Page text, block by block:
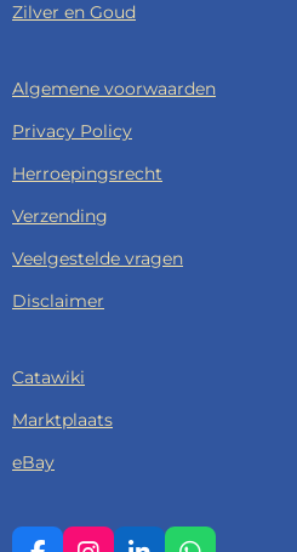
Zilver en Goud
Algemene voorwaarden
Privacy Policy
Herroepingsrecht
Verzending
Veelgestelde vragen
Disclaimer
Catawiki
Marktplaats
eBay